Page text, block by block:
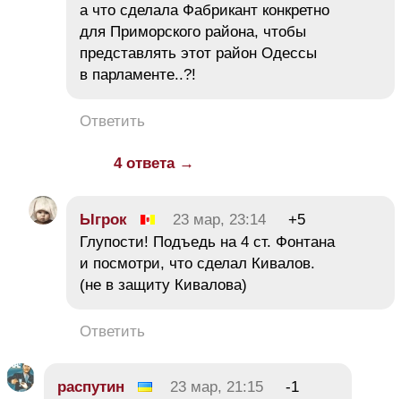
а что сделала Фабрикант конкретно
для Приморского района, чтобы
представлять этот район Одессы
в парламенте..?!
Ответить
4 ответа →
Ыгрок 23 мар, 23:14
+5
Глупости! Подъедь на 4 ст. Фонтана
и посмотри, что сделал Кивалов.
(не в защиту Кивалова)
Ответить
распутин 23 мар, 21:15
-1